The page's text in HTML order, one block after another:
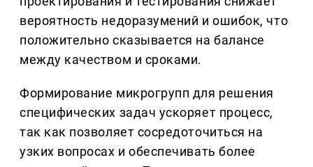
вероятность недоразумений и ошибок, что
положительно сказывается на балансе
между качеством и сроками.
Формирование микрогрупп для решения
специфических задач ускоряет процесс,
так как позволяет сосредоточиться на
узких вопросах и обеспечивать более